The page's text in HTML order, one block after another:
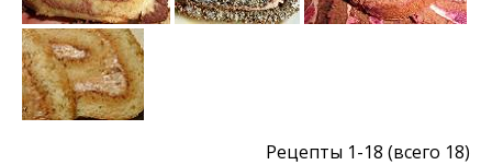
Рецепты 1-18 (всего 18)